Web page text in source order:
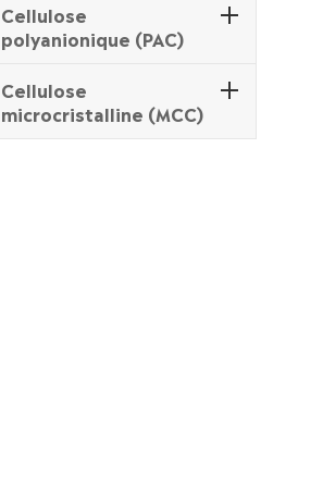
Cellulose
polyanionique (PAC)
Cellulose
microcristalline (MCC)